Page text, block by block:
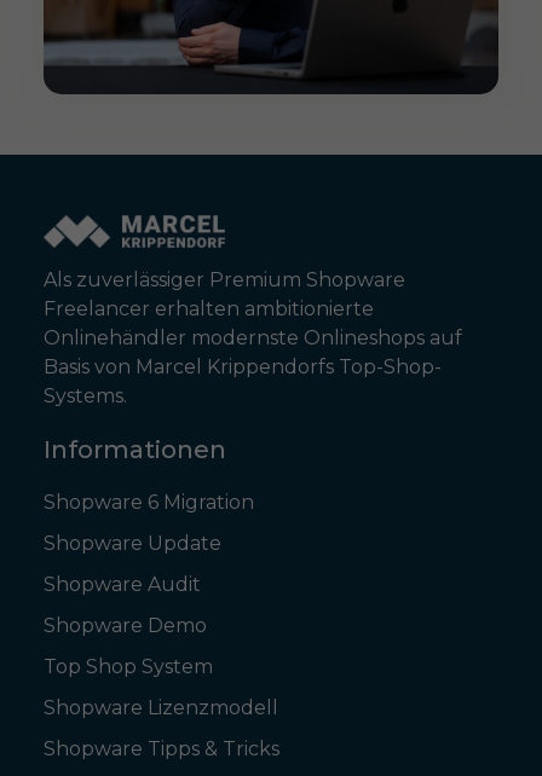
Als zuverlässiger Premium Shopware
Freelancer erhalten ambitionierte
Onlinehändler modernste Onlineshops auf
Basis von Marcel Krippendorfs Top-Shop-
Systems.
Informationen
Shopware 6 Migration
Shopware Update
Shopware Audit
Shopware Demo
Top Shop System
Shopware Lizenzmodell
Shopware Tipps & Tricks